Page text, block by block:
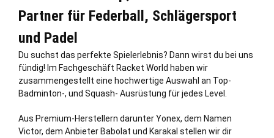
Partner für Federball, Schlägersport
und Padel
Du suchst das perfekte Spielerlebnis? Dann wirst du bei uns
fündig! Im Fachgeschäft Racket World haben wir
zusammengestellt eine hochwertige Auswahl an Top-
Badminton-, und Squash- Ausrüstung für jedes Level.
Aus Premium-Herstellern darunter Yonex, dem Namen
Victor, dem Anbieter Babolat und Karakal stellen wir dir